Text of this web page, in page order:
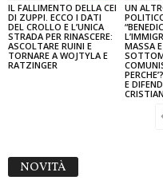
IL FALLIMENTO DELLA CEI
DI ZUPPI. ECCO I DATI
DEL CROLLO E L’UNICA
STRADA PER RINASCERE:
ASCOLTARE RUINI E
TORNARE A WOJTYLA E
RATZINGER
UN
MASSA
E
NOVITÀ